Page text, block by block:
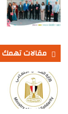
مقالات تهمك